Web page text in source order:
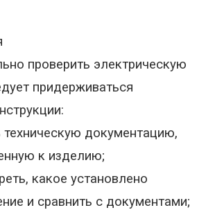
проверить электрическую
придерживаться
техническую документацию,
к изделию;
какое установлено
и сравнить с документами;